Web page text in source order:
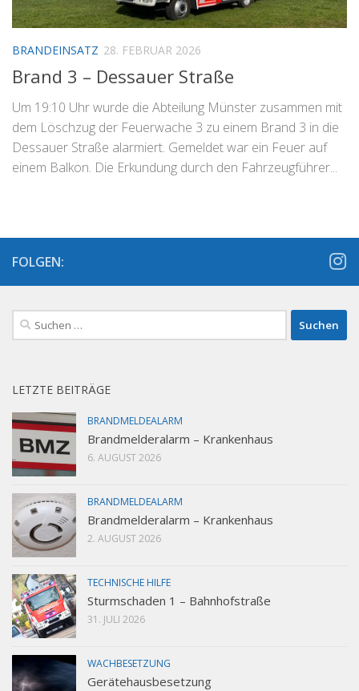
BRANDEINSATZ 28. FEBRUAR 2026
Brand 3 – Dessauer Straße
Um 19:10 Uhr wurde die Abteilung Münster zusammen mit
dem Löschzug der Feuerwache 3 zu einem Brand 3 in die
Dessauer Straße alarmiert. Gemeldet war ein Feuer auf
einem Balkon. Die Erkundung durch den Fahrzeugführer...
FOLGEN:
Suchen
nach:
LETZTE BEITRÄGE
BRANDMELDEALARM
Brandmelderalarm – Krankenhaus
6. AUGUST 2026
BRANDMELDEALARM
Brandmelderalarm – Krankenhaus
2. AUGUST 2026
TECHNISCHE HILFE
Sturmschaden 1 – Bahnhofstraße
31. JULI 2026
WACHBESETZUNG
Gerätehausbesetzung